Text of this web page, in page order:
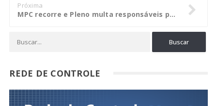
Próxima
MPC recorre e Pleno multa responsáveis por falhas no transporte escolar de Primavera
REDE DE CONTROLE